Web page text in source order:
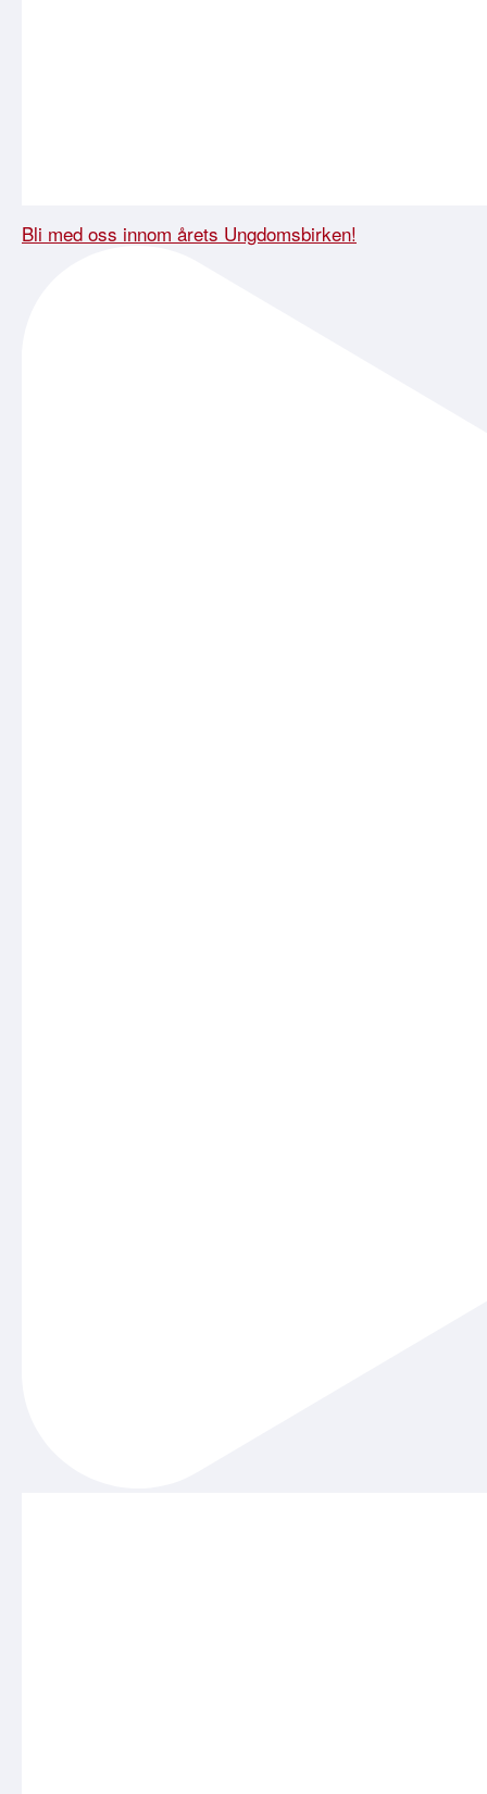
Bli med oss innom årets Ungdomsbirken!